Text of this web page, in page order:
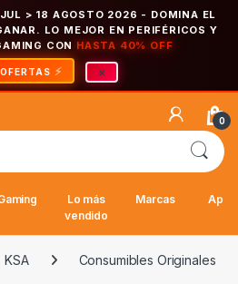
> 18 AGOSTO 2026 - DOMINA EL
LO MEJOR EN PERIFÉRICOS Y
CON HASTA 40% OFF
×
0
Lo más
vendido
Marcas
KSA Consumibles Originales